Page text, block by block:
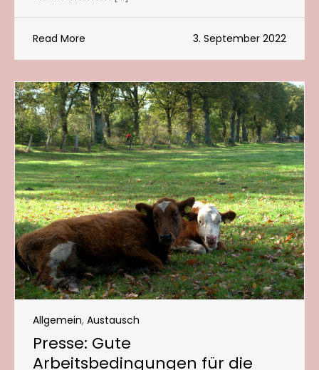
Read More 3. September 2022
Allgemein, Austausch
Presse: Gute
Arbeitsbedingungen für die